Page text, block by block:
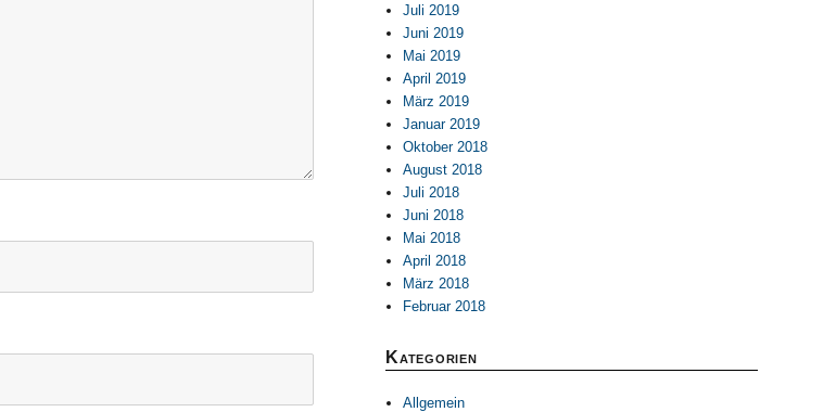
Juli 2019
Juni 2019
Mai 2019
April 2019
März 2019
Januar 2019
Oktober 2018
August 2018
Juli 2018
Juni 2018
Mai 2018
April 2018
März 2018
Februar 2018
Kategorien
Allgemein